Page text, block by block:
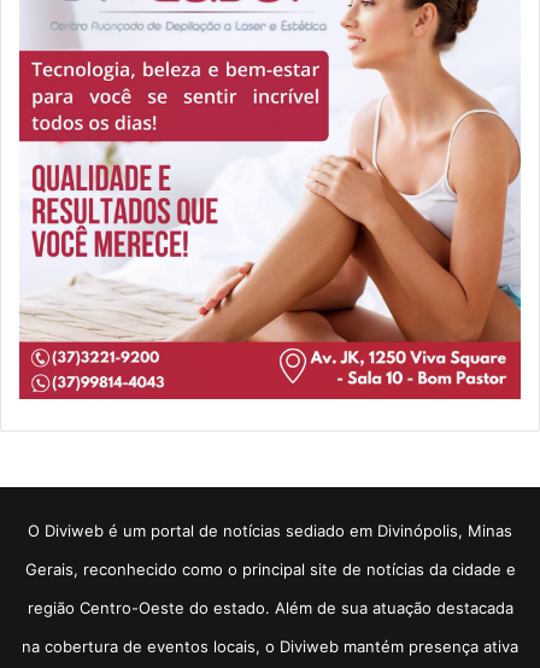
​O Diviweb é um portal de notícias sediado em Divinópolis, Minas
Gerais, reconhecido como o principal site de notícias da cidade e
região Centro-Oeste do estado. Além de sua atuação destacada
na cobertura de eventos locais, o Diviweb mantém presença ativa